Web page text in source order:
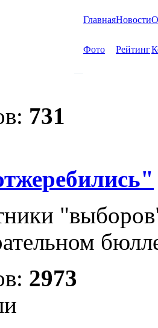
ГлавнаяНовости
Фото Рейтинг
731
2973